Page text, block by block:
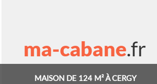
MAISON DE 124 M² À CERGY